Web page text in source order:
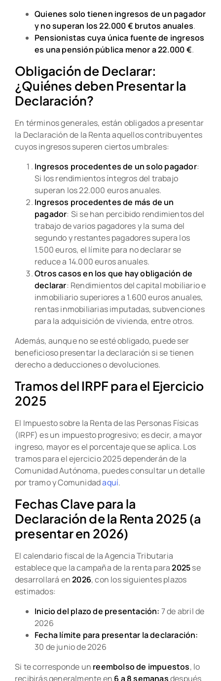
Quienes solo tienen ingresos de un pagador
y no superan los 22.000 € brutos anuales.
Pensionistas cuya única fuente de ingresos
es una pensión pública menor a 22.000 €.
Obligación de Declarar:
¿Quiénes deben Presentar la
Declaración?
En términos generales, están obligados a presentar
la Declaración de la Renta aquellos contribuyentes
cuyos ingresos superen ciertos umbrales:
Ingresos procedentes de un solo pagador:
Si los rendimientos íntegros del trabajo
superan los 22.000 euros anuales.
Ingresos procedentes de más de un
pagador: Si se han percibido rendimientos del
trabajo de varios pagadores y la suma del
segundo y restantes pagadores supera los
1.500 euros, el límite para no declarar se
reduce a 14.000 euros anuales.
Otros casos en los que hay obligación de
declarar: Rendimientos del capital mobiliario e
inmobiliario superiores a 1.600 euros anuales,
rentas inmobiliarias imputadas, subvenciones
para la adquisición de vivienda, entre otros.
Además, aunque no se esté obligado, puede ser
beneficioso presentar la declaración si se tienen
derecho a deducciones o devoluciones.
Tramos del IRPF para el Ejercicio
2025
El Impuesto sobre la Renta de las Personas Físicas
(IRPF) es un impuesto progresivo; es decir, a mayor
ingreso, mayor es el porcentaje que se aplica. Los
tramos para el ejercicio 2025 dependerán de la
Comunidad Autónoma, puedes consultar un detalle
por tramo y Comunidadaquí.
Fechas Clave para la
Declaración de la Renta 2025 (a
presentar en 2026)
El calendario fiscal de la Agencia Tributaria
establece que la campaña de la renta para2025se
desarrollará en2026, con los siguientes plazos
estimados:
Inicio del plazo de presentación: 7 de abril de
2026
Fecha límite para presentar la declaración:
30 de junio de 2026
Si te corresponde un reembolso de impuestos, lo
recibirás generalmente en 6 a 8 semanasdespués